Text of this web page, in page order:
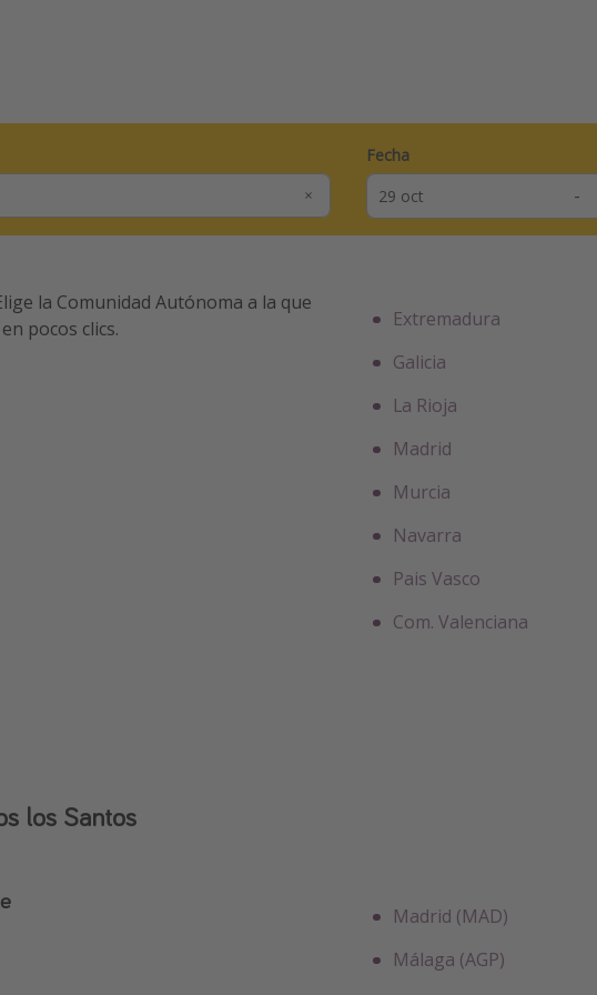
Fecha
-
la Comunidad Autónoma a la que
pocos clics.
Extremadura
Galicia
La Rioja
Madrid
Murcia
Navarra
Pais Vasco
Com. Valenciana
los Santos
Madrid (MAD)
Málaga (AGP)